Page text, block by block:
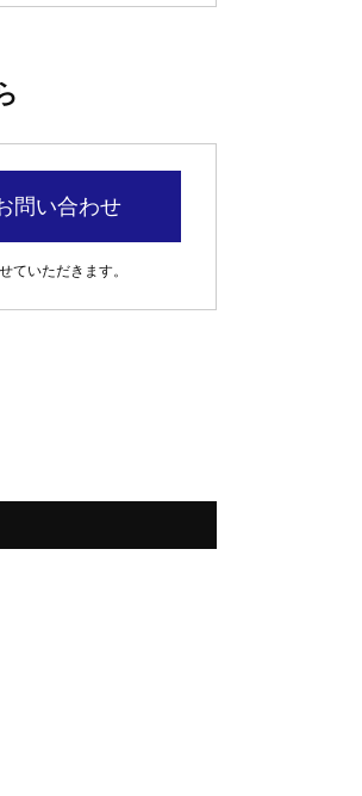
問い合わせ
ていただきます。